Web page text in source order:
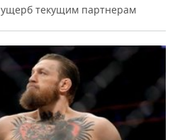
текущим партнерам